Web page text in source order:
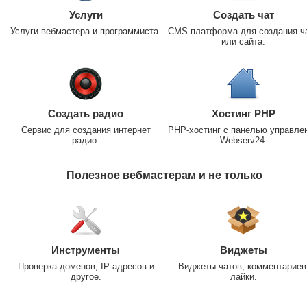
Услуги
Услуги вебмастера и программиста.
Создать чат
CMS платформа для создания
или сайта.
Создать радио
Сервис для создания интернет
радио.
Хостинг PHP
PHP-хостинг с панелью
Webserv24.
Полезное вебмастерам и не только
Инструменты
Проверка доменов, IP-адресов и
другое.
Виджеты
Виджеты чатов,
лайки.